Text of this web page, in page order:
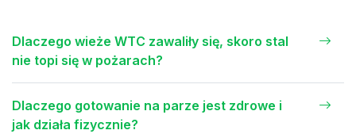
Dlaczego wieże WTC zawaliły się, skoro stal
nie topi się w pożarach?
Dlaczego gotowanie na parze jest zdrowe i
jak działa fizycznie?